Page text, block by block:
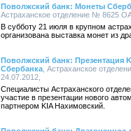
Поволжский банк: Монеты
Астраханское отделение № 8625
В субботу 21 июля в крупном
организована выставка монет из
Поволжский банк: Презентация
Сбербанка , Астраханское
24.07.2012,
Специалисты Астраханского
участие в презентации нового
партнером KIA Нахимовский.